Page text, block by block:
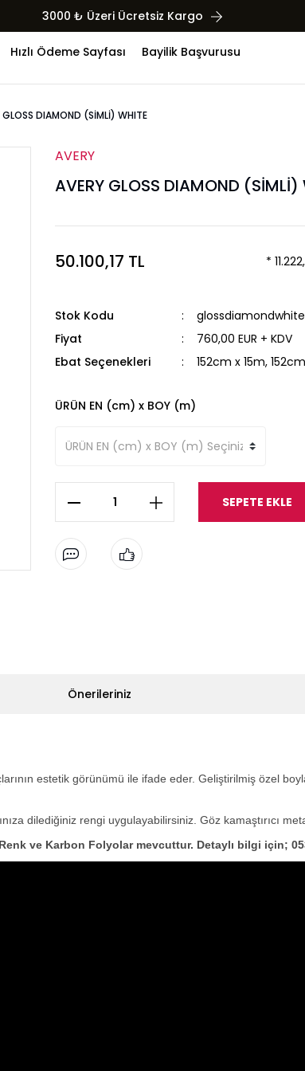
3000 ₺ Üzeri Ücretsiz Kargo
Hızlı Ödeme Sayfası Bayilik Başvurusu
GLOSS DIAMOND (SİMLİ) WHITE
AVERY
AVERY GLOSS DIAMOND (SİMLİ)
50.100,17 TL *
Stok Kodu
glossdiamondwhite
Fiyat
760,00 EUR + KDV
Ebat Seçenekleri
152cm x 15m,
ÜRÜN EN (cm) x BOY (m)
SEPETE EKLE
Önerileriniz
estetik görünümü ile ifade eder. Geliştirilmiş özel
dilediğiniz rengi uygulayabilirsiniz. Göz kamaştırıcı
ve Karbon Folyolar mevcuttur. Detaylı bilgi için;